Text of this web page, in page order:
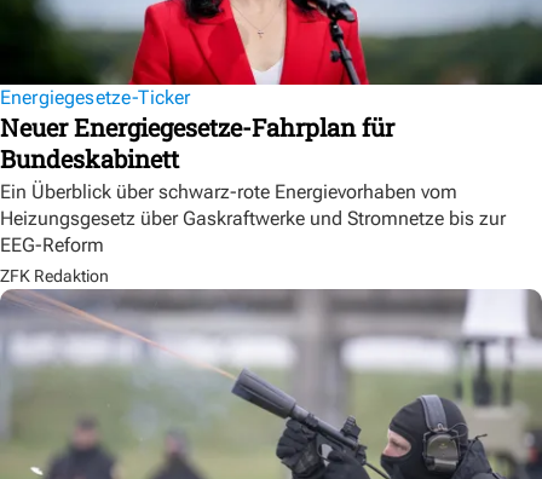
Energiegesetze-Ticker
Neuer Energiegesetze-Fahrplan für
Bundeskabinett
Ein Überblick über schwarz-rote Energievorhaben vom
Heizungsgesetz über Gaskraftwerke und Stromnetze bis zur
EEG-Reform
ZFK Redaktion